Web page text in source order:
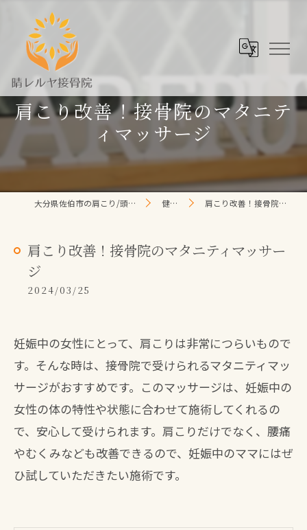
肩こり改善！接骨院のマタニテ
ィマッサージ
大分県佐伯市の肩こり/頭痛/腰痛 なら晴レルヤ整体院 健康コラム 肩こり改善！接骨院のマタニティマッサージ
肩こり改善！接骨院のマタニティマッサー
ジ
2024/03/25
妊娠中の女性にとって、肩こりは非常につらいもので
す。そんな時は、接骨院で受けられるマタニティマッ
サージがおすすめです。このマッサージは、妊娠中の
女性の体の特性や状態に合わせて施術してくれるの
で、安心して受けられます。肩こりだけでなく、腰痛
やむくみなども改善できるので、妊娠中のママにはぜ
ひ試していただきたい施術です。